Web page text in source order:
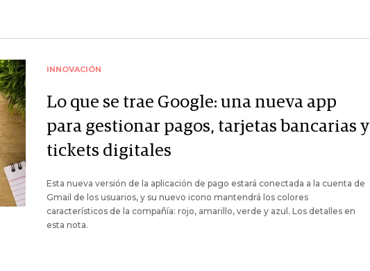
INNOVACIÓN
Lo que se trae Google: una nueva app
para gestionar pagos, tarjetas bancarias y
tickets digitales
Esta nueva versión de la aplicación de pago estará conectada a la cuenta de
Gmail de los usuarios, y su nuevo icono mantendrá los colores
característicos de la compañía: rojo, amarillo, verde y azul. Los detalles en
esta nota.